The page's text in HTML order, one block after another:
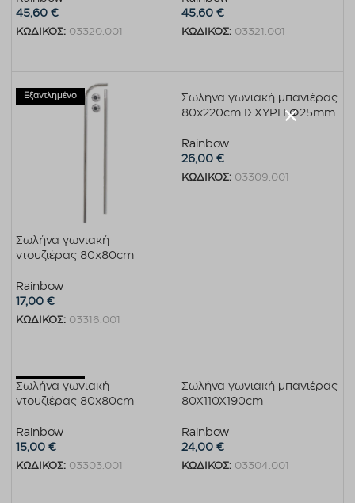
45,60 €
ΚΩΔΙΚΟΣ: 03320.001
45,60€
ΚΩΔΙΚΟΣ: 03321.001
Εξαντλημένο
Σωλήνα γωνιακή
ντουζιέρας 80x80cm
Rainbow
17,00 €
ΚΩΔΙΚΟΣ: 03316.001
Σωλήνα γωνιακή μπανιέρας
80x220cm ΙΣΧΥΡΗ Φ25mm
Rainbow
26,00€
ΚΩΔΙΚΟΣ: 03309.001
Εξαντλημένο
Σωλήνα γωνιακή
ντουζιέρας 80x80cm
Rainbow
15,00 €
ΚΩΔΙΚΟΣ: 03303.001
Σωλήνα γωνιακή μπανιέρας
80Χ110Χ190cm
Rainbow
24,00€
ΚΩΔΙΚΟΣ: 03304.001